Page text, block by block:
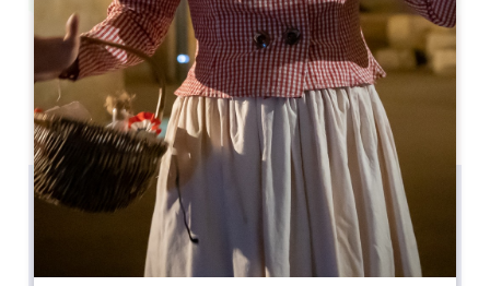
Leaflet
1 Place Gambetta
33220 Sainte-Foy-la-Grande